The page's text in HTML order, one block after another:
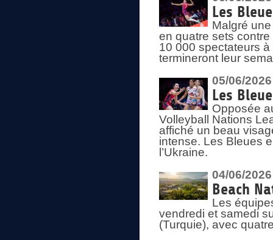
Les
Malgré
en quatre sets
10 000 spectateurs
termineront leur
05/06/2026
Les
Opposée
Volleyball Nations
affiché un beau
intense. Les Bleues
l’Ukraine.
04/06/2026
Beach
Les
vendredi et samedi
(Turquie), avec